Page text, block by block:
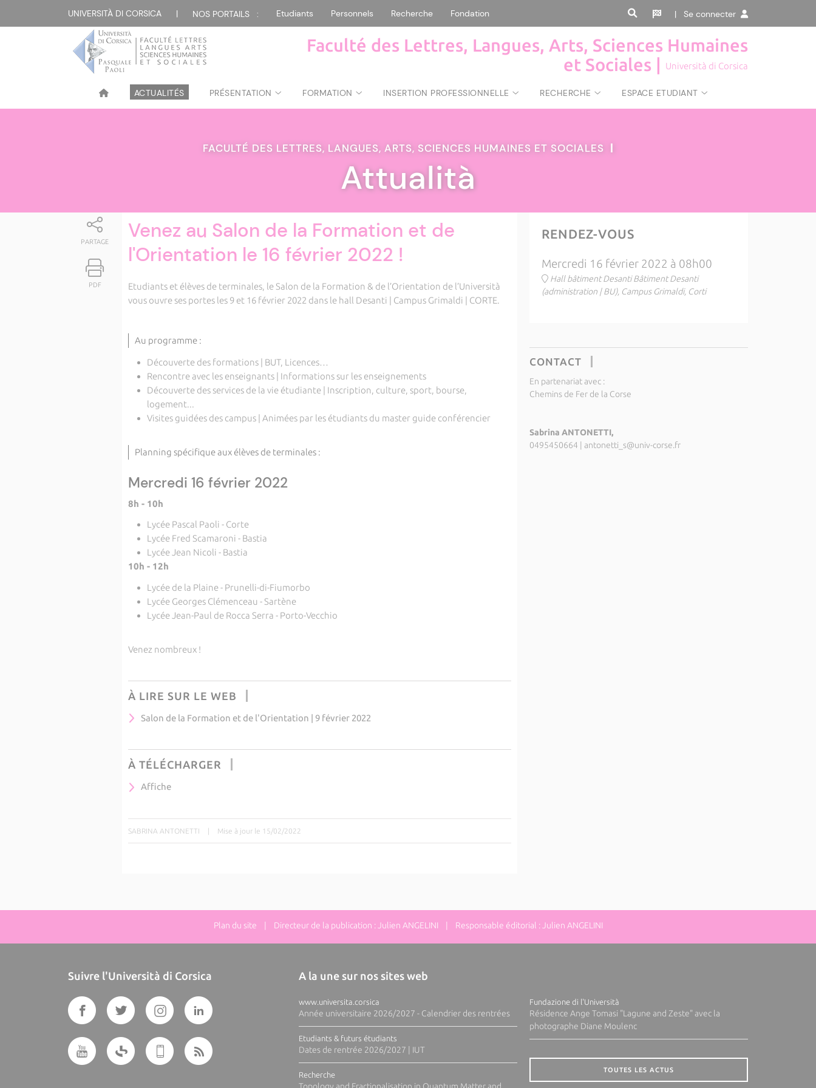
UNIVERSITÀ DI CORSICA | NOS PORTAILS : Etudiants Personnels Recherche Fondation | Se connecter
Faculté des Lettres, Langues, Arts, Sciences Humaines
et Sociales |
Università di Corsica
ACTUALITÉS PRÉSENTATION FORMATION INSERTION PROFESSIONNELLE RECHERCHE ESPACE ETUDIANT
FACULTÉ DES LETTRES, LANGUES, ARTS, SCIENCES HUMAINES ET SOCIALES |
Attualità
PARTAGE
PDF
Venez au Salon de la Formation et de
l'Orientation le 16 février 2022 !
Etudiants et élèves de terminales, le Salon de la Formation & de l’Orientation de l’Università
vous ouvre ses portes les 9 et 16 février 2022 dans le hall Desanti | Campus Grimaldi | CORTE.
Au programme :
Découverte des formations | BUT, Licences…
Rencontre avec les enseignants | Informations sur les enseignements
Découverte des services de la vie étudiante | Inscription, culture, sport, bourse,
logement...
Visites guidées des campus | Animées par les étudiants du master guide conférencier
Planning spécifique aux élèves de terminales :
Mercredi 16 février 2022
8h - 10h
Lycée Pascal Paoli - Corte
Lycée Fred Scamaroni - Bastia
Lycée Jean Nicoli - Bastia
10h - 12h
Lycée de la Plaine - Prunelli-di-Fiumorbo
Lycée Georges Clémenceau - Sartène
Lycée Jean-Paul de Rocca Serra - Porto-Vecchio
Venez nombreux !
À LIRE SUR LE WEB
Salon de la Formation et de l'Orientation | 9 février 2022
À TÉLÉCHARGER
Affiche
SABRINA ANTONETTI | Mise à jour le 15/02/2022
RENDEZ-VOUS
Mercredi 16 février 2022 à 08h00
Hall bâtiment Desanti Bâtiment Desanti
(administration | BU), Campus Grimaldi, Corti
CONTACT
En partenariat avec :
Chemins de Fer de la Corse
Sabrina ANTONETTI,
0495450664
antonetti_s@univ-corse.fr
Plan du site | Directeur de la publication : Julien ANGELINI | Responsable éditorial : Julien ANGELINI
Suivre l'Università di Corsica A la une sur nos sites web
www.universita.corsica
Année universitaire 2026/2027 - Calendrier des rentrées
Etudiants & futurs étudiants
Dates de rentrée 2026/2027 | IUT
Recherche
Topology and Fractionalisation in Quantum Matter and
Fundazione di l'Università
Résidence Ange Tomasi "Lagune and Zeste" avec la
photographe Diane Moulenc
TOUTES LES ACTUS